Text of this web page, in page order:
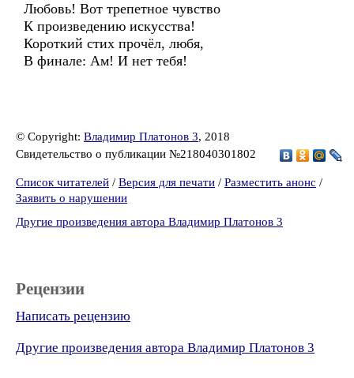
Любовь! Вот трепетное чувство
К произведению искусства!
Короткий стих прочёл, любя,
В финале: Ам! И нет тебя!
© Copyright: Владимир Платонов 3, 2018
Свидетельство о публикации №218040301802
Список читателей / Версия для печати / Разместить анонс /
Заявить о нарушении
Другие произведения автора Владимир Платонов 3
Рецензии
Написать рецензию
Другие произведения автора Владимир Платонов 3